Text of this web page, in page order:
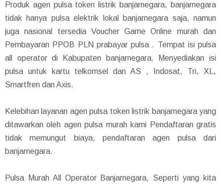
Produk agen pulsa token listrik banjarnegara, banjarnegara
tidak hanya pulsa elektrik lokal banjarnegara saja, namun
juga nasional tersedia Voucher Game Online murah dan
Pembayaran PPOB PLN prabayar pulsa . Tempat isi pulsa
all operator di Kabupaten banjarnegara. Menyediakan isi
pulsa untuk kartu telkomsel dan AS , Indosat, Tri, XL,
Smartfren dan Axis.
Kelebihan layanan agen pulsa token listrik banjarnegara yang
ditawarkan oleh agen pulsa murah kami Pendaftaran gratis
tidak memungut biaya, pendaftaran agen pulsa dari
banjarnegara.
Pulsa Murah All Operator Banjarnegara, Seperti yang kita